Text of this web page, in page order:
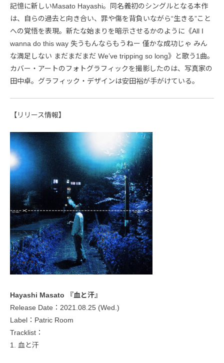
記憶に新しいMasato Hayashi。同名義初のシングルとなる本作
は、自らの過去と向き合い、罪や傷を背負いながら“生きる”こと
への覚悟を表現。新たな始まりを暗示させるかのように《All I
wanna do this way 失うもんならもうねー 僅かな成功じゃ みん
な満足しない まだまだまだ We’ve tripping so long》と歌う1曲。
カバー・アートのフォトグラフィックを撮影したのは、写真家の
田中卓。グラフィック・デザインは安田裕が手がけている。
【リリース情報】
Hayashi Masato 『血と汗』
Release Date：2021.08.25 (Wed.)
Label：Patric Room
Tracklist：
1. 血と汗